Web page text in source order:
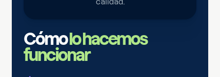
Cómo lo hacemos
funcionar